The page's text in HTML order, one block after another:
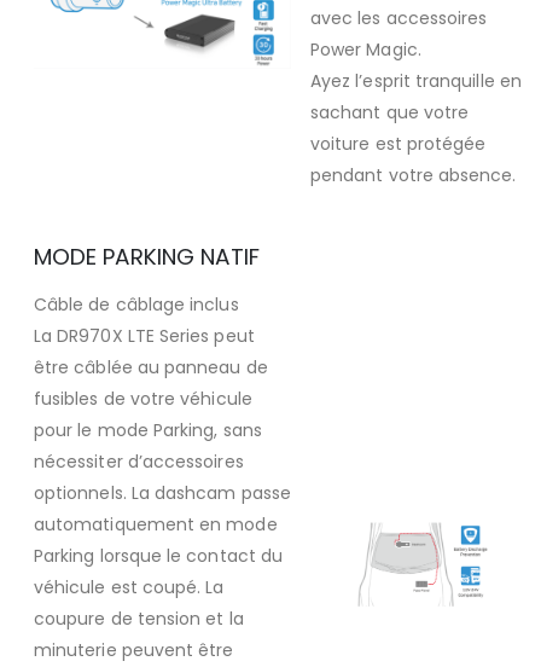
avec les accessoires
Power Magic.
Ayez l’esprit tranquille en
sachant que votre
voiture est protégée
pendant votre absence.
MODE PARKING NATIF
Câble de câblage inclus
La DR970X LTE Series peut
être câblée au panneau de
fusibles de votre véhicule
pour le mode Parking, sans
nécessiter d’accessoires
optionnels. La dashcam passe
automatiquement en mode
Parking lorsque le contact du
véhicule est coupé. La
coupure de tension et la
minuterie peuvent être